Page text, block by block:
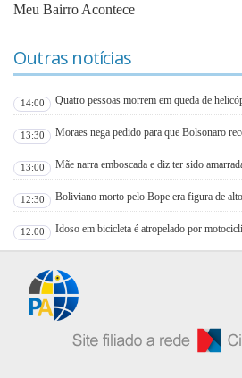
Meu Bairro Acontece
Outras notícias
14:00 Quatro pessoas morrem em queda de
13:30 Moraes nega pedido para que Bolsonaro
13:00 Mãe narra emboscada e diz ter sido
12:30 Boliviano morto pelo Bope era figura de
12:00 Idoso em bicicleta é atropelado por